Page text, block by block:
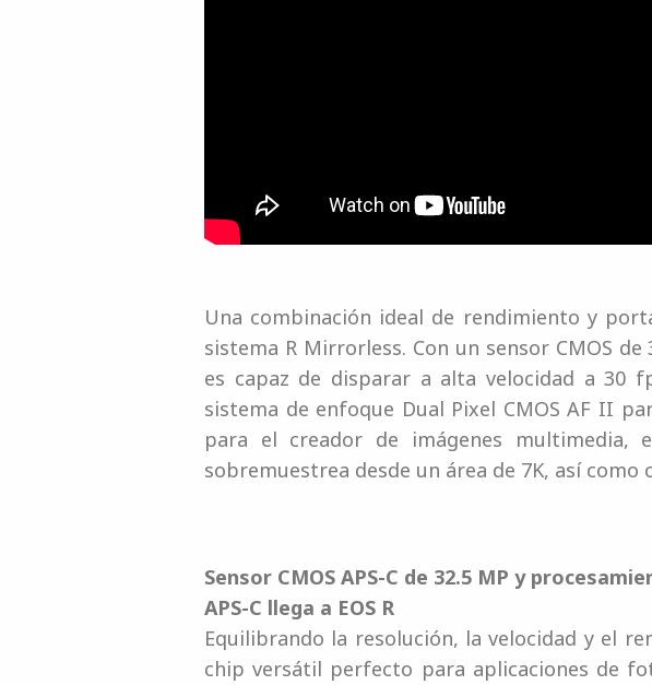
Una combinación ideal de rendimiento y
sistema R Mirrorless. Con un sensor CMOS
es capaz de disparar a alta velocidad a 30
sistema de enfoque Dual Pixel CMOS AF II
para el creador de imágenes
sobremuestrea desde un área de 7K, así como
Sensor CMOS APS-C de 32.5 MP y
APS-C llega a EOS R
Equilibrando la resolución, la velocidad y el
chip versátil perfecto para aplicaciones de